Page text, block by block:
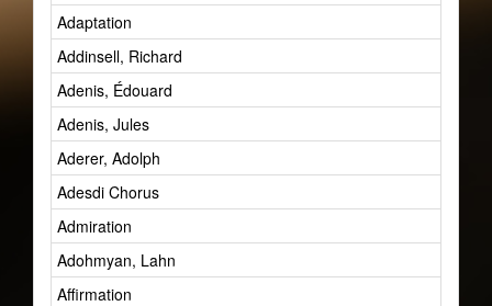
Adaptation
Addinsell, Richard
Adenis, Édouard
Adenis, Jules
Aderer, Adolph
Adesdi Chorus
Admiration
Adohmyan, Lahn
Affirmation